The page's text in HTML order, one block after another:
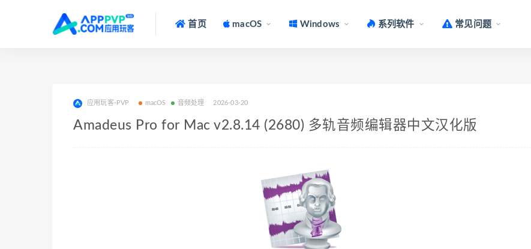
首页 macOS Windows 系列软件 常见问题
应用玩客-PVP macOS 音频处理 2026-03-20
Amadeus Pro for Mac v2.8.14 (2680) 多轨音频编辑器中文汉化版